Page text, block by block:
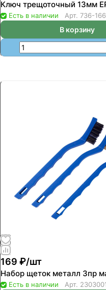
Ключ трещоточный 13мм
Есть в наличии Арт. 736-166
В корзину
169 ₽/шт
Набор щеток металл 3пр
Есть в наличии Арт.